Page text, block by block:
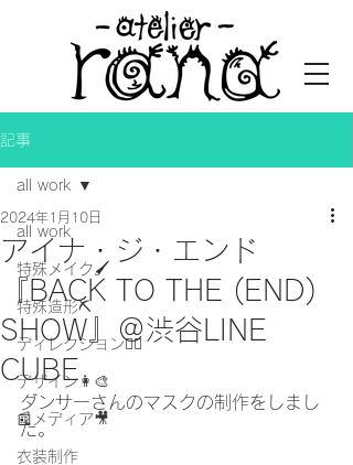
記事
all work
特殊メイク🖌
特殊造形⛏
ディレクション👯‍♀️
デザイン👩‍🎨
📰メディア🎥
衣装制作
all work
アイナ・ジ・エンド
『BACK TO THE (END)
SHOW』＠渋谷LINE
CUBE
2024年1月10日
ダンサーさんのマスクの制作をしまし
た。